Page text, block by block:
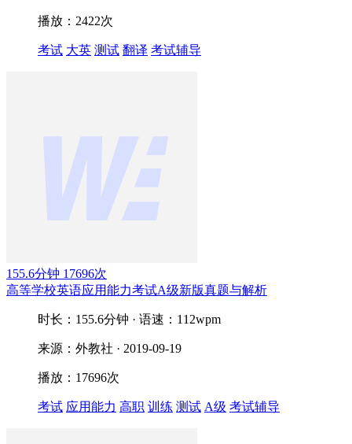
播放：2422次
考试 大英 测试 翻译 考试辅导
155.6分钟 17696次
高等学校英语应用能力考试A级新版真题与解析
时长：155.6分钟 · 语速：112wpm
来源：外教社 · 2019-09-19
播放：17696次
考试 应用能力 高职 训练 测试 A级 考试辅导